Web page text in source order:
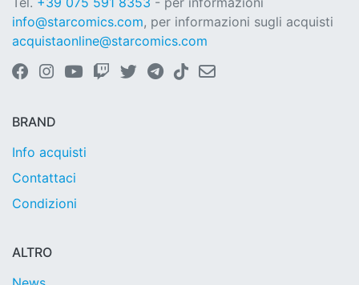
info@starcomics.com, per informazioni sugli acquisti
acquistaonline@starcomics.com
BRAND
Info acquisti
Contattaci
Condizioni
ALTRO